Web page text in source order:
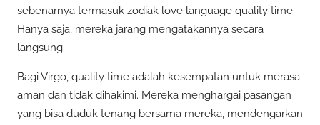
sebenarnya termasuk zodiak love language quality time.
Hanya saja, mereka jarang mengatakannya secara
langsung.
Bagi Virgo, quality time adalah kesempatan untuk merasa
aman dan tidak dihakimi. Mereka menghargai pasangan
yang bisa duduk tenang bersama mereka, mendengarkan